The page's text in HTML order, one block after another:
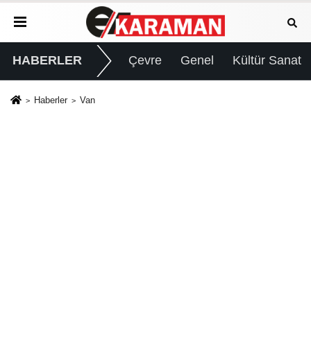
HABERLER Çevre Genel Kültür Sanat
Haberler Van